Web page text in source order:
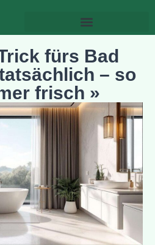
fürs Bad
– so
frisch »